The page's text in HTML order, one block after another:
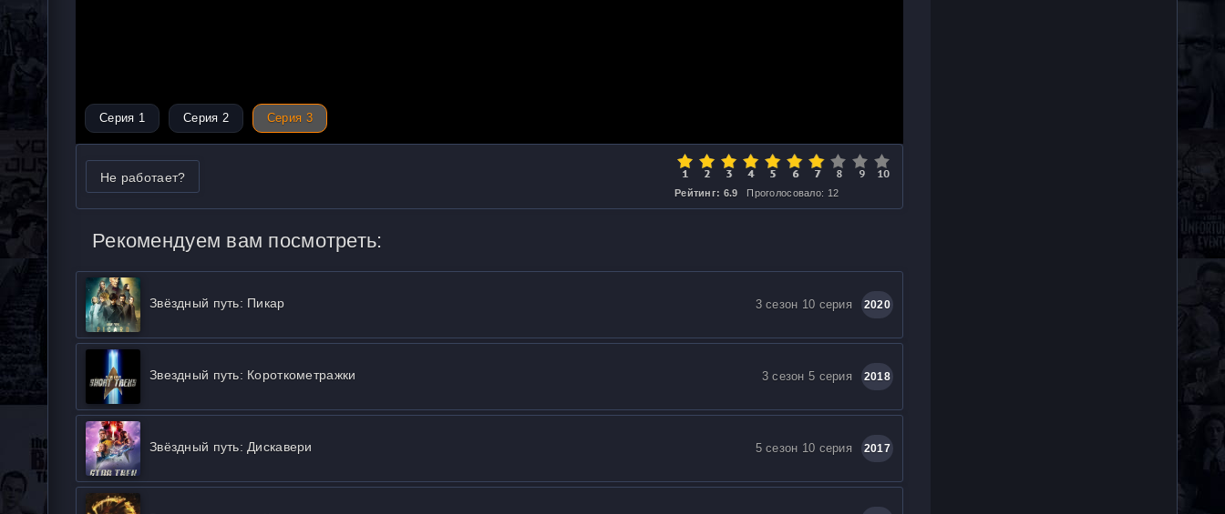
Серия 1 Серия 2 Серия 3
Не работает?
Рейтинг: 6.9 Проголосовало: 12
Рекомендуем вам посмотреть:
Звёздный путь: Пикар 3 сезон 10 серия 2020
Звездный путь: Короткометражки 3 сезон 5 серия 2018
Звёздный путь: Дискавери 5 сезон 10 серия 2017